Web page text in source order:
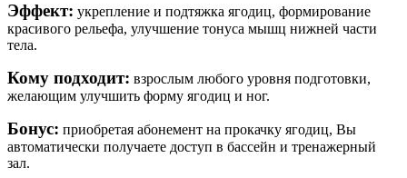
Эффект: укрепление и подтяжка ягодиц, формирование
красивого рельефа, улучшение тонуса мышц нижней части
тела.
Кому подходит: взрослым любого уровня подготовки,
желающим улучшить форму ягодиц и ног.
Бонус: приобретая абонемент на прокачку ягодиц, Вы
автоматически получаете доступ в бассейн и тренажерный
зал.